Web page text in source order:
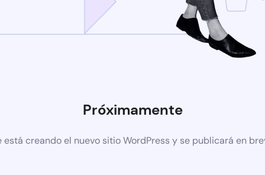
Próximamente
está creando el nuevo sitio WordPress y se publicará en